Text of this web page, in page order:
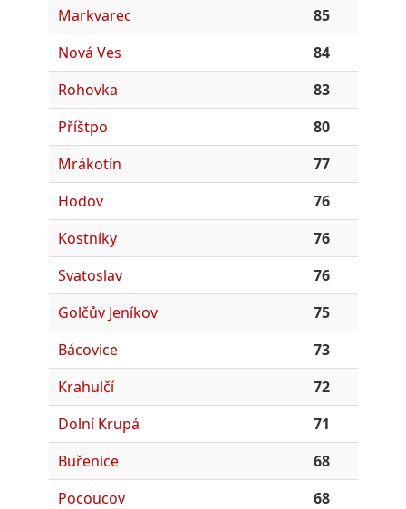
Markvarec
85
Nová Ves
84
Rohovka
83
Příštpo
80
Mrákotín
77
Hodov
76
Kostníky
76
Svatoslav
76
Golčův Jeníkov
75
Bácovice
73
Krahulčí
72
Dolní Krupá
71
Buřenice
68
Pocoucov
68